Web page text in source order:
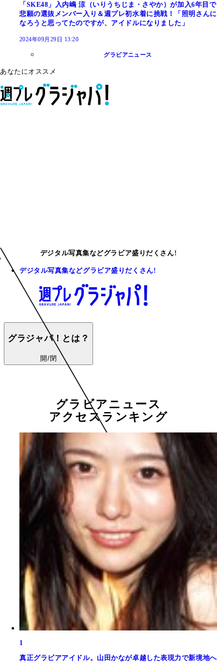
「SKE48」入内嶋 涼（いりうちじま・さやか）が加入6年目で
悲願の選抜メンバー入り＆週プレ初水着に挑戦！「照明さんに
なろうと思ってたのですが、アイドルになりました」
2024年09月29日 13:20
グラビアニュース
あなたにオススメ
デジタル写真集などグラビア盛りだくさん!
デジタル写真集などグラビア盛りだくさん!
グラジャパ！とは？
開/閉
グラビアニュース
アクセスランキング
1
真正グラビアアイドル。山田かなが卓越した表現力で新境地へ